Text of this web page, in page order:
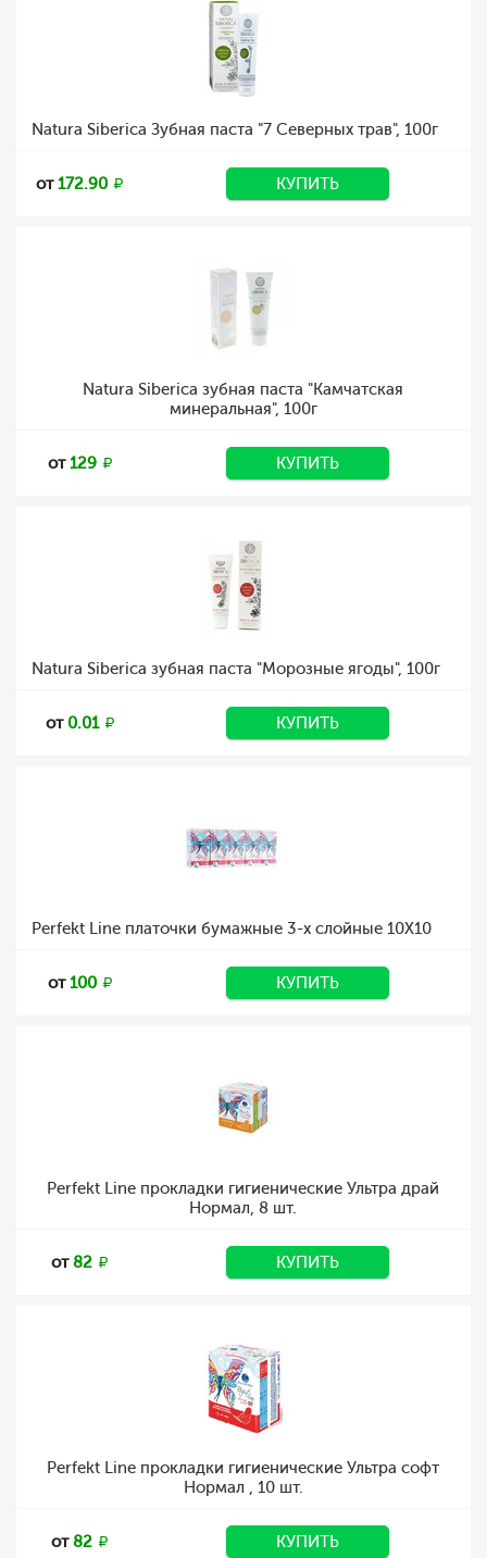
Natura Siberica Зубная паста "7 Северных трав", 100г
от172.90 КУПИТЬ
Natura Siberica зубная паста "Камчатская
минеральная", 100г
от129 КУПИТЬ
Natura Siberica зубная паста "Морозные ягоды", 100г
от 0.01 КУПИТЬ
Perfekt Line платочки бумажные 3-х слойные 10Х10
от100 КУПИТЬ
Perfekt Line прокладки гигиенические Ультра драй
Нормал, 8 шт.
от82 КУПИТЬ
Perfekt Line прокладки гигиенические Ультра софт
Нормал , 10 шт.
от82 КУПИТЬ